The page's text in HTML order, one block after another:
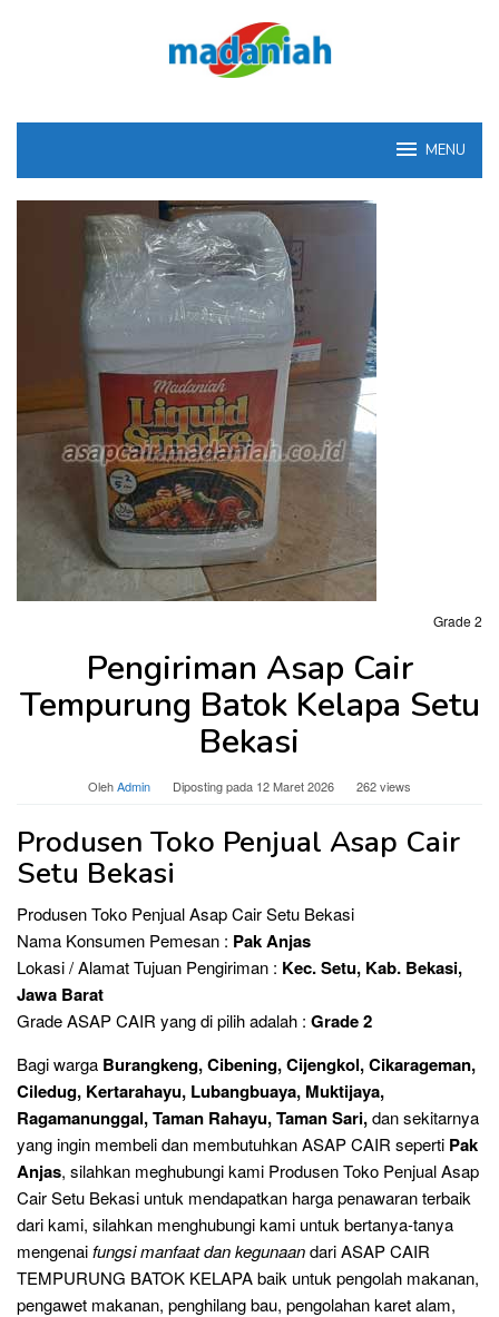
MENU
Grade 2
Pengiriman Asap Cair
Tempurung Batok Kelapa Setu
Bekasi
OlehAdmin Diposting pada 12 Maret 2026 262 views
Produsen Toko Penjual Asap Cair
Setu Bekasi
Produsen Toko Penjual Asap Cair Setu Bekasi
Nama Konsumen Pemesan : Pak Anjas
Lokasi / Alamat Tujuan Pengiriman : Kec. Setu, Kab. Bekasi,
Jawa Barat
Grade ASAP CAIR yang di pilih adalah : Grade 2
Bagi warga Burangkeng, Cibening, Cijengkol, Cikarageman,
Ciledug, Kertarahayu, Lubangbuaya, Muktijaya,
Ragamanunggal, Taman Rahayu, Taman Sari,dan sekitarnya
yang ingin membeli dan membutuhkan ASAP CAIR seperti Pak
Anjas, silahkan meghubungi kami Produsen Toko Penjual Asap
Cair Setu Bekasi untuk mendapatkan harga penawaran terbaik
dari kami, silahkan menghubungi kami untuk bertanya-tanya
mengenaifungsi manfaat dan kegunaandari ASAP CAIR
TEMPURUNG BATOK KELAPA baik untuk pengolah makanan,
pengawet makanan, penghilang bau, pengolahan karet alam,